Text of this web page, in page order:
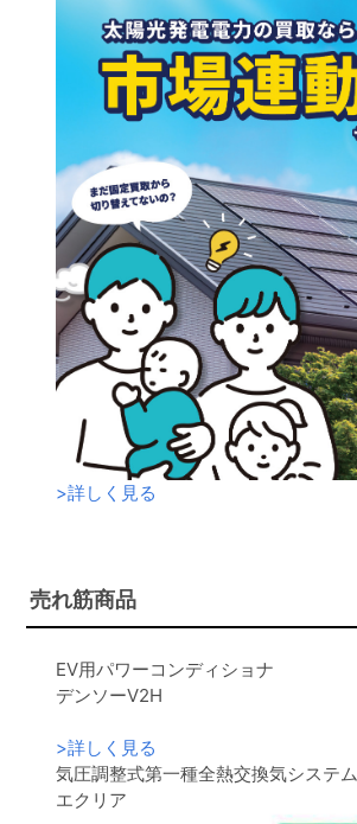
>詳しく見る
売れ筋商品
EV用パワーコンディショナ
デンソーV2H
>詳しく見る
気圧調整式第一種全熱交換気システム
エクリア